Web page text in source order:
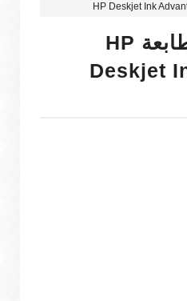
تحميل تعريف طابعة HP
Deskjet